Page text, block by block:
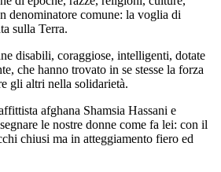
denominatore comune: la voglia di
sulla Terra.
disabili, coraggiose, intelligenti, dotate
che hanno trovato in se stesse la forza
gli altri nella solidarietà.
afghana Shamsia Hassani e
le nostre donne come fa lei: con il
chiusi ma in atteggiamento fiero ed